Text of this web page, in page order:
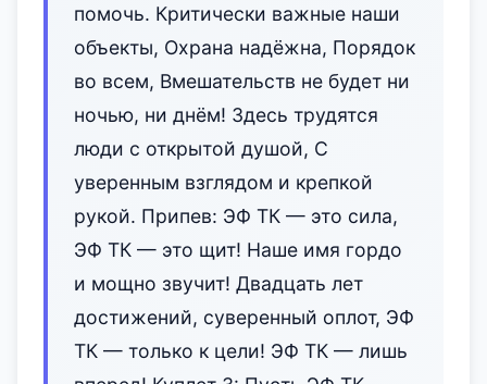
помочь. Критически важные наши
объекты, Охрана надёжна, Порядок
во всем, Вмешательств не будет ни
ночью, ни днём! Здесь трудятся
люди с открытой душой, С
уверенным взглядом и крепкой
рукой. Припев: ЭФ ТК — это сила,
ЭФ ТК — это щит! Наше имя гордо
и мощно звучит! Двадцать лет
достижений, сувере‌нный оплот, ЭФ
ТК — только к цели! ЭФ ТК — лишь